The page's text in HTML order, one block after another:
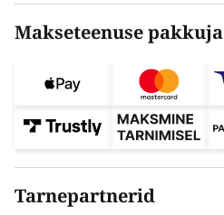
Makseteenuse pakkuja
Tarnepartnerid